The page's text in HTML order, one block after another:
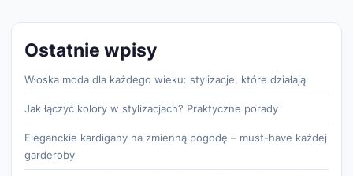
Ostatnie wpisy
Włoska moda dla każdego wieku: stylizacje, które działają
Jak łączyć kolory w stylizacjach? Praktyczne porady
Eleganckie kardigany na zmienną pogodę – must-have każdej
garderoby